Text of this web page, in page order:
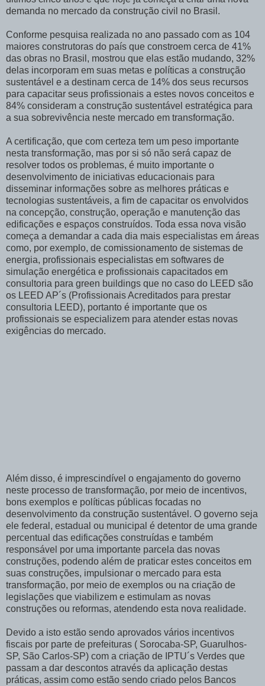
demanda no mercado da construção civil no Brasil.
Conforme pesquisa realizada no ano passado com as 104
maiores construtoras do país que constroem cerca de 41%
das obras no Brasil, mostrou que elas estão mudando, 32%
delas incorporam em suas metas e políticas a construção
sustentável e a destinam cerca de 14% dos seus recursos
para capacitar seus profissionais a estes novos conceitos e
84% consideram a construção sustentável estratégica para
a sua sobrevivência neste mercado em transformação.
A certificação, que com certeza tem um peso importante
nesta transformação, mas por si só não será capaz de
resolver todos os problemas, é muito importante o
desenvolvimento de iniciativas educacionais para
disseminar informações sobre as melhores práticas e
tecnologias sustentáveis, a fim de capacitar os envolvidos
na concepção, construção, operação e manutenção das
edificações e espaços construídos. Toda essa nova visão
começa a demandar a cada dia mais especialistas em áreas
como, por exemplo, de comissionamento de sistemas de
energia, profissionais especialistas em softwares de
simulação energética e profissionais capacitados em
consultoria para green buildings que no caso do LEED são
os LEED AP´s (Profissionais Acreditados para prestar
consultoria LEED), portanto é importante que os
profissionais se especializem para atender estas novas
exigências do mercado.
Além disso, é imprescindível o engajamento do governo
neste processo de transformação, por meio de incentivos,
bons exemplos e políticas públicas focadas no
desenvolvimento da construção sustentável. O governo seja
ele federal, estadual ou municipal é detentor de uma grande
percentual das edificações construídas e também
responsável por uma importante parcela das novas
construções, podendo além de praticar estes conceitos em
suas construções, impulsionar o mercado para esta
transformação, por meio de exemplos ou na criação de
legislações que viabilizem e estimulam as novas
construções ou reformas, atendendo esta nova realidade.
Devido a isto estão sendo aprovados vários incentivos
fiscais por parte de prefeituras ( Sorocaba-SP, Guarulhos-
SP, São Carlos-SP) com a criação de IPTU´s Verdes que
passam a dar descontos através da aplicação destas
práticas, assim como estão sendo criado pelos Bancos